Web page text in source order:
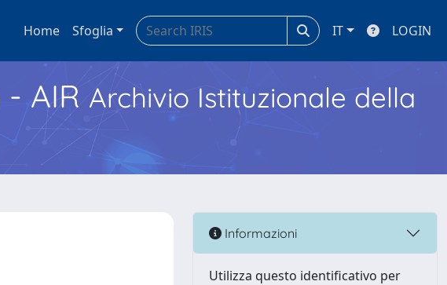
Home Sfoglia IT LOGIN
- AIR Archivio Istituzionale della
Informazioni
Utilizza questo identificativo per